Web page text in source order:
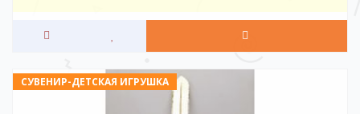
СУВЕНИР-ДЕТСКАЯ ИГРУШКА